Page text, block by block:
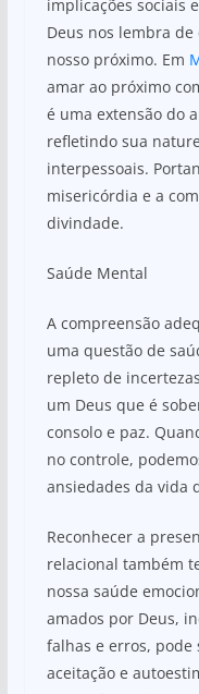
implicações sociais
Deus nos lembra
nosso próximo. Em
amar ao próximo
é uma extensão do
refletindo sua
interpessoais.
misericórdia e a
divindade.
Saúde Mental
A compreensão
uma questão de
repleto de
um Deus que é
consolo e paz.
no controle,
ansiedades da vida
Reconhecer a
relacional também
nossa saúde
amados por Deus,
falhas e erros, pode
aceitação e